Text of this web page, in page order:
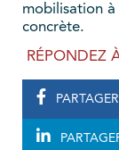
mobilisation
concrète.
RÉPONDEZ
PARTAGER